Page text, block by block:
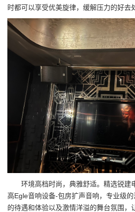
时都可以享受优美旋律，缓解压力的好去
环境高档时尚，典雅舒适。精选锐建
高Egle音响设备-包房扩声音响，专业级
的待遇和体验以及激情洋溢的舞台氛围，